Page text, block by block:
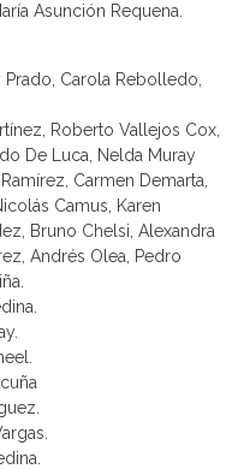
Asunción Requena.
Prado, Carola Rebolledo,
Roberto Vallejos Cox,
De Luca, Nelda Muray
Carmen Demarta,
Camus, Karen
Bruno Chelsi, Alexandra
Andrés Olea, Pedro